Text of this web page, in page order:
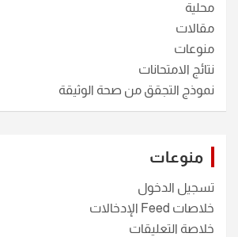
محلية
مقالات
منوعات
نتائج الامتحانات
نموذج التجقق من صحة الوثيقة
منوعات
تسجيل الدخول
خلاصات Feed الإدخالات
خلاصة التعليقات